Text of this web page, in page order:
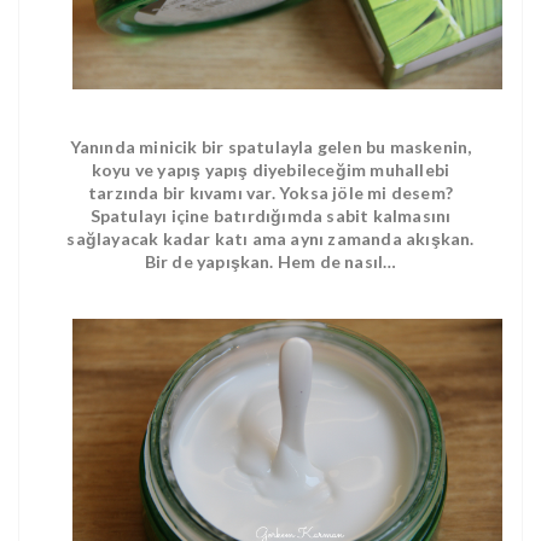
Yanında minicik bir spatulayla gelen bu maskenin,
koyu ve yapış yapış diyebileceğim muhallebi
tarzında bir kıvamı var. Yoksa jöle mi desem?
Spatulayı içine batırdığımda sabit kalmasını
sağlayacak kadar katı ama aynı zamanda akışkan.
Bir de yapışkan. Hem de nasıl…